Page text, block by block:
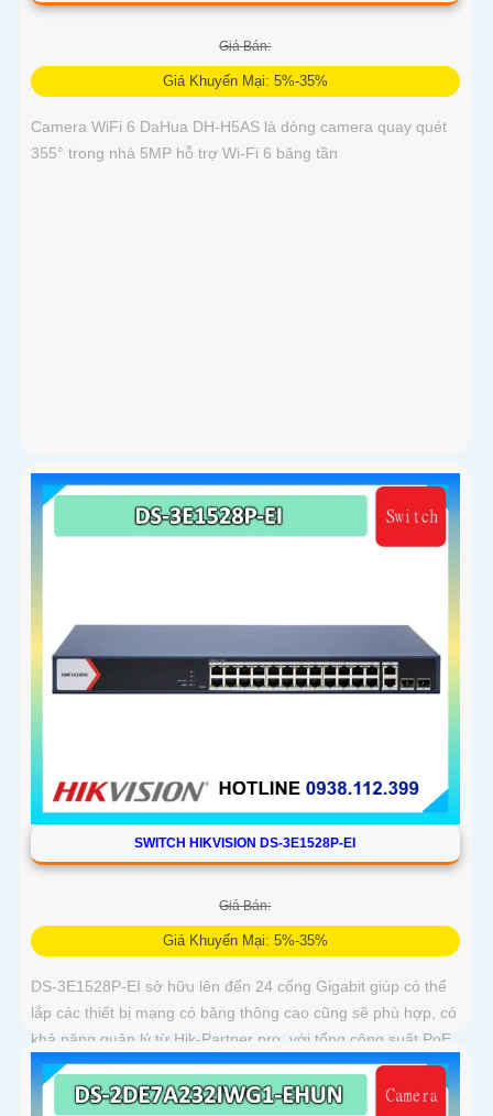
Giá Bán:
Giá Khuyến Mại: 5%-35%
Camera WiFi 6 DaHua DH-H5AS là dòng camera quay quét
355° trong nhà 5MP hỗ trợ Wi-Fi 6 băng tần
SWITCH HIKVISION DS-3E1528P-EI
Giá Bán:
Giá Khuyến Mại: 5%-35%
DS-3E1528P-EI sở hữu lên đến 24 cổng Gigabit giúp có thể
lắp các thiết bị mạng có băng thông cao cũng sẽ phù hợp, có
khả năng quản lý từ Hik-Partner pro, với tổng công suất PoE
lên đến 230W, truyền dữ liệu lên đến 300m, vỏ kim loại,
chông sét 6kV